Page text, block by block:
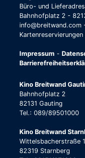
Büro- und
Bahnhofplatz 2 -
info@breitwand.com
Impressum -
Kino Breitwand
Bahnhofplatz 2
82131 Gauting
Tel.: 089/89501000
Kino Breitwand
Wittelsbacherstraße
82319 Starnberg